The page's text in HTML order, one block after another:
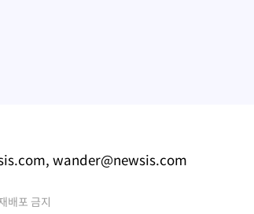
, wander@newsis.com
배포 금지